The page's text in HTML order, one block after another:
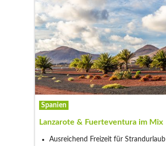
Spanien
Lanzarote & Fuerteventura im Mix
Ausreichend Freizeit für Strandurlaub